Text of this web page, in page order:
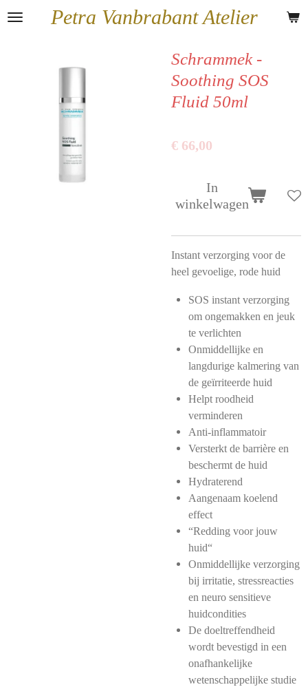
Ga
Petra Vanbrabant Atelier
Schrammek -
Soothing SOS
Fluid 50ml
€ 66,00
In
winkelwagen
Instant verzorging voor de
heel gevoelige, rode huid
SOS instant verzorging
om ongemakken en jeuk
te verlichten
Onmiddellijke en
langdurige kalmering van
de geïrriteerde huid
Helpt roodheid
verminderen
Anti-inflammatoir
Versterkt de barrière en
beschermt de huid
Hydraterend
Aangenaam koelend
effect
“Redding voor jouw
huid“
Onmiddellijke verzorging
bij irritatie, stressreacties
en neuro sensitieve
huidcondities
De doeltreffendheid
wordt bevestigd in een
onafhankelijke
wetenschappelijke studie